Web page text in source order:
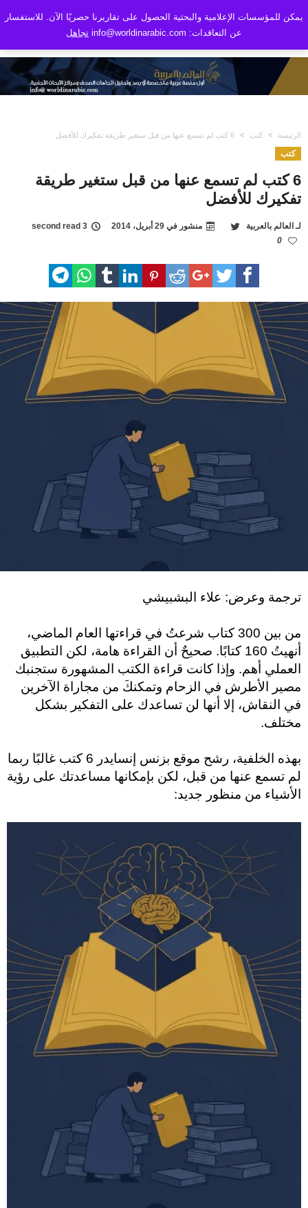
الرئيسة كتب 6 كتب لم تسمع عنها من قبل ستغير طريقة تفكيرك للأفضل
كتب
6 كتب لم تسمع عنها من قبل ستغير طريقة
تفكيرك للأفضل
لـ العالم بالعربية منشور في 29 أبريل، 2014
3 second read
0
ترجمة وعرض: علاء البشبيشي
من بين 300 كتاب شرعتُ في قراءتها العام الماضي،
أنهيتُ 160 كتابًا. صحيحٌ أن القراءة هامة، لكن التطبيق
العملي أهم. وإذا كانت قراءة الكتب المشهورة ستجنبك
مصير الأطرش في الزحام وتمكنكَ من مجاراة الآخرين
في النقاش، إلا أنها لن تساعدك على التفكير بشكل
مختلف.
بهذه الخلفية، رشح موقع بزنس إنسايدر 6 كتب غالبًا ربما
لم تسمع عنها من قبل، لكن بإمكانها مساعدتك على رؤية
الأشياء من منظور جديد:
يمكن للمؤسسات الإعلامية والبحثية الحصول على تقاريرنا حصريًا الآن. للاستفسار
عن التعاقدات: info@worldinarabic.com
تجاهل